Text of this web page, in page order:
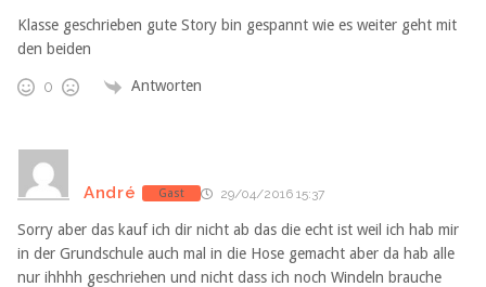
Klasse geschrieben gute Story bin gespannt wie es weiter geht mit
den beiden
0 Antworten
André Gast 29/04/2016 15:37
Sorry aber das kauf ich dir nicht ab das die echt ist weil ich hab mir
in der Grundschule auch mal in die Hose gemacht aber da hab alle
nur ihhhh geschriehen und nicht dass ich noch Windeln brauche